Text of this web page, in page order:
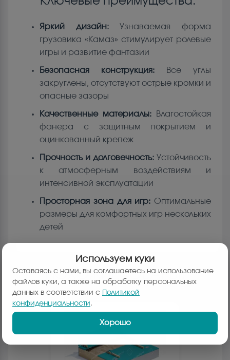
Яркий дизайн:Узнаваемая форма
грузовика «Камаз» стимулирует ролевые
игры и развитие фантазии
Безопасная конструкция: Все углы
закруглены, отсутствуют острые кромки и
опасные зазоры
Качественные материалы: Влагостойкая
фанера с защитным покрытием и
оцинкованный крепеж
Прочность и долговечность: Устойчивость
к атмосферным воздействиям и
интенсивной эксплуатации
Просторная зона для игр: Оптимальные
размеры для комфортных игр нескольких
детей
ПОХОЖИЕ ТОВАРЫ:
Используем куки
Оставаясь с нами, вы соглашаетесь на использование
файлов куки, а также на обработку персональных
данных в соответствии с Политикой
конфиденциальности.
Хорошо